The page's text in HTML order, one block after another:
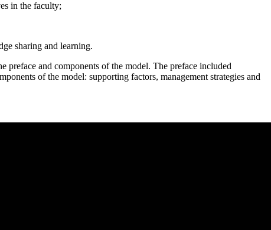
in the faculty;
sharing and learning.
and components of the model. The preface included
of the model: supporting factors, management strategies and